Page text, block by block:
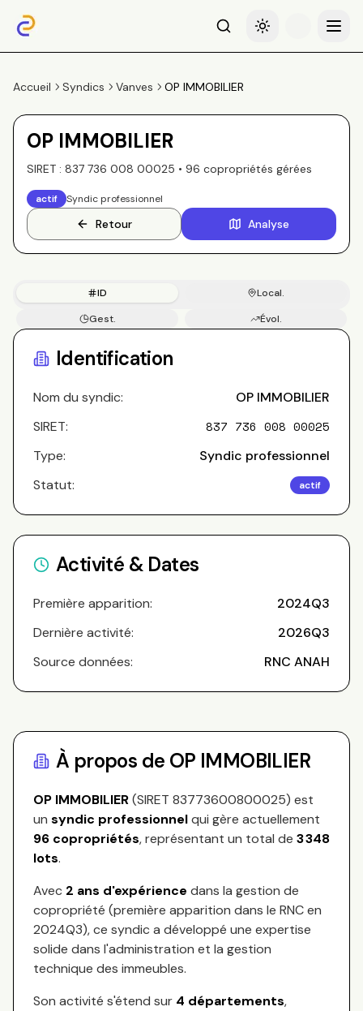
RechercheBasculer le thème
Menu
Accueil Syndics Vanves OP IMMOBILIER
OP IMMOBILIER
SIRET : 837 736 008 00025 • 96 copropriétés gérées
actif Syndic professionnel
Retour Analyse
ID
Local.
Gest.
Évol.
Identification
Nom du syndic:
OP IMMOBILIER
SIRET:
837 736 008 00025
Type:
Syndic professionnel
Statut:
actif
Activité & Dates
Première apparition:
2024Q3
Dernière activité:
2026Q3
Source données:
RNC ANAH
À propos de OP IMMOBILIER
OP IMMOBILIER(SIRET 83773600800025) est
un syndic professionnelqui gère actuellement
96 copropriétés, représentant un total de 3 348
lots.
Avec 2 ans d'expérience dans la gestion de
copropriété (première apparition dans le RNC en
2024Q3), ce syndic a développé une expertise
solide dans l'administration et la gestion
technique des immeubles.
Son activité s'étend sur 4 départements,